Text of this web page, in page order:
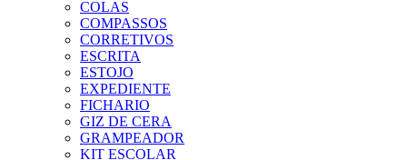
COLAS
COMPASSOS
CORRETIVOS
ESCRITA
ESTOJO
EXPEDIENTE
FICHARIO
GIZ DE CERA
GRAMPEADOR
KIT ESCOLAR